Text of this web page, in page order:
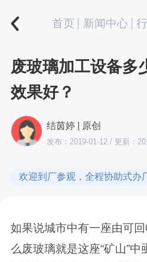
首页 新闻中心
废玻璃加工设备多
效果好？
结茵婷 | 原创
发布：2019-01-12 / 更新：
欢迎到厂参观，全程协助式办厂
如果说城市中有一座由可回
么废玻璃就是这座“矿山”